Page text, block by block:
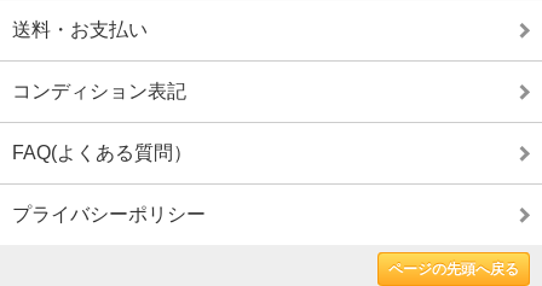
送料・お支払い
コンディション表記
FAQ(よくある質問）
プライバシーポリシー
ページの先頭へ戻る